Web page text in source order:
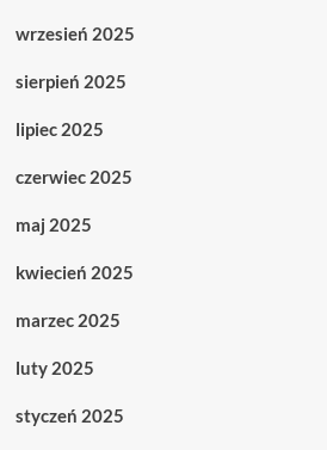
wrzesień 2025
sierpień 2025
lipiec 2025
czerwiec 2025
maj 2025
kwiecień 2025
marzec 2025
luty 2025
styczeń 2025